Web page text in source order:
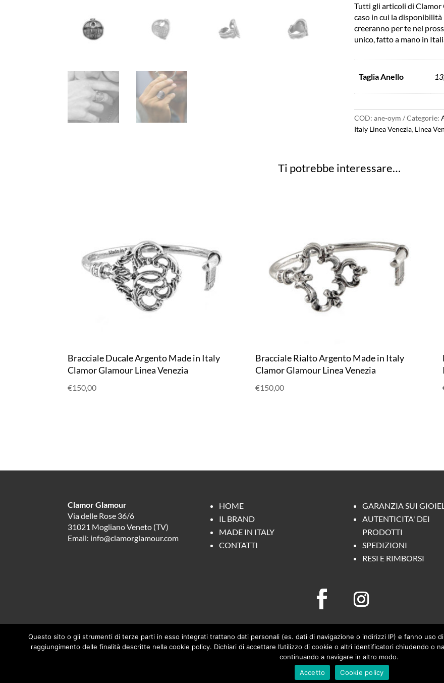
Argento
Made
in
Italy
Glamour
Linea
Venezia
quantità
Tutti gli articoli di
caso in cui la
creeranno per te nei
unico, fatto a mano in
Taglia Anello
COD: ane-oym Categorie:
Italy Linea Venezia, Linea
Ti potrebbe interessare…
Bracciale Ducale Argento Made in Italy
Clamor Glamour Linea Venezia
€150,00
Bracciale Rialto Argento Made in Italy
Clamor Glamour Linea Venezia
€150,00
Clamor Glamour
Via delle Rose 36/6
31021 Mogliano Veneto (TV)
Email: info@clamorglamour.com
HOME
IL BRAND
MADE IN ITALY
CONTATTI
GARANZIA SUI
AUTENTICITA' DEI
PRODOTTI
SPEDIZIONI
RESI E RIMBORSI
Clamor Glamour è un brand di Manuel De Simone | p.iva: 04453090260 | C.F.: DSM
|COOKIE POLICY| sito realizzato da
Questo sito o gli strumenti di terze parti in esso integrati trattano dati personali (es. dati di navigazione o indirizzi IP) e fanno uso
raggiungimento delle finalità descritte nella cookie policy. Dichiari di accettare l’utilizzo di cookie o altri identificatori chiudendo o
continuando a navigare in altro modo.
Accetto
Cookie policy